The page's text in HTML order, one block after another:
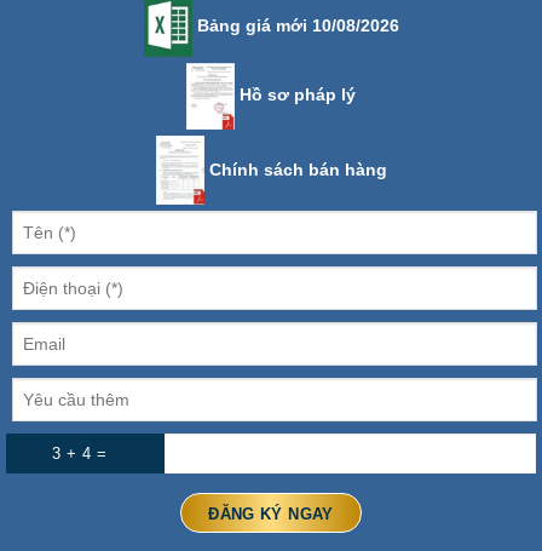
Bảng giá mới 10/08/2026
Hồ sơ pháp lý
Chính sách bán hàng
3 + 4 =